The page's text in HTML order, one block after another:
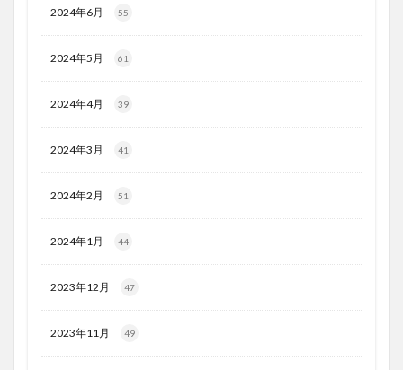
2024年6月 55
2024年5月 61
2024年4月 39
2024年3月 41
2024年2月 51
2024年1月 44
2023年12月 47
2023年11月 49